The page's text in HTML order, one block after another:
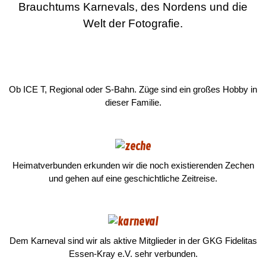
Brauchtums Karnevals, des Nordens und die
Welt der Fotografie.
Ob ICE T, Regional oder S-Bahn. Züge sind ein großes Hobby in
dieser Familie.
Heimatverbunden erkunden wir die noch existierenden Zechen
und gehen auf eine geschichtliche Zeitreise.
Dem Karneval sind wir als aktive Mitglieder in der GKG Fidelitas
Essen-Kray e.V. sehr verbunden.